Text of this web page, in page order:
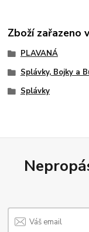
Zboží zařazeno
PLAVANÁ
Splávky, Bojky a
Splávky